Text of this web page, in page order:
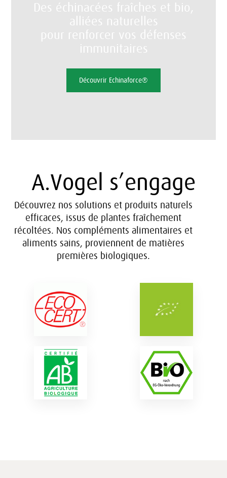
Des échinacées fraîches et bio,
alliées naturelles
pour renforcer vos défenses
immunitaires
Découvrir Echinaforce®
A.Vogel s’engage
Découvrez nos solutions et produits naturels
efficaces, issus de plantes fraîchement
récoltées. Nos compléments alimentaires et
aliments sains, proviennent de matières
premières biologiques.